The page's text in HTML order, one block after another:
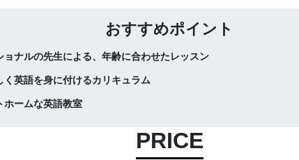
おすすめポイント
ナルの先生による、年齢に合わせたレッスン
英語を身に付けるカリキュラム
ホームな英語教室
PRICE